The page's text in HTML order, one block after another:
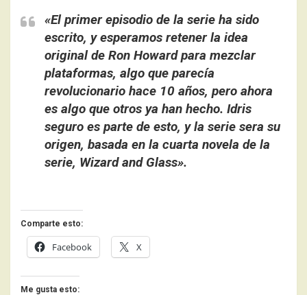
«El primer episodio de la serie ha sido
escrito, y esperamos retener la idea
original de Ron Howard para mezclar
plataformas, algo que parecía
revolucionario hace 10 años, pero ahora
es algo que otros ya han hecho. Idris
seguro es parte de esto, y la serie sera su
origen, basada en la cuarta novela de la
serie, Wizard and Glass».
Comparte esto:
Facebook X
Me gusta esto: